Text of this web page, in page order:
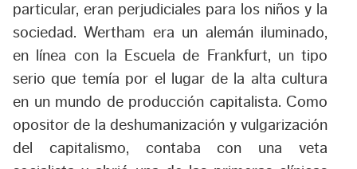
particular, eran perjudiciales para los niños y la
sociedad. Wertham era un alemán iluminado,
en línea con la Escuela de Frankfurt, un tipo
serio que temía por el lugar de la alta cultura
en un mundo de producción capitalista. Como
opositor de la deshumanización y vulgarización
del capitalismo, contaba con una veta